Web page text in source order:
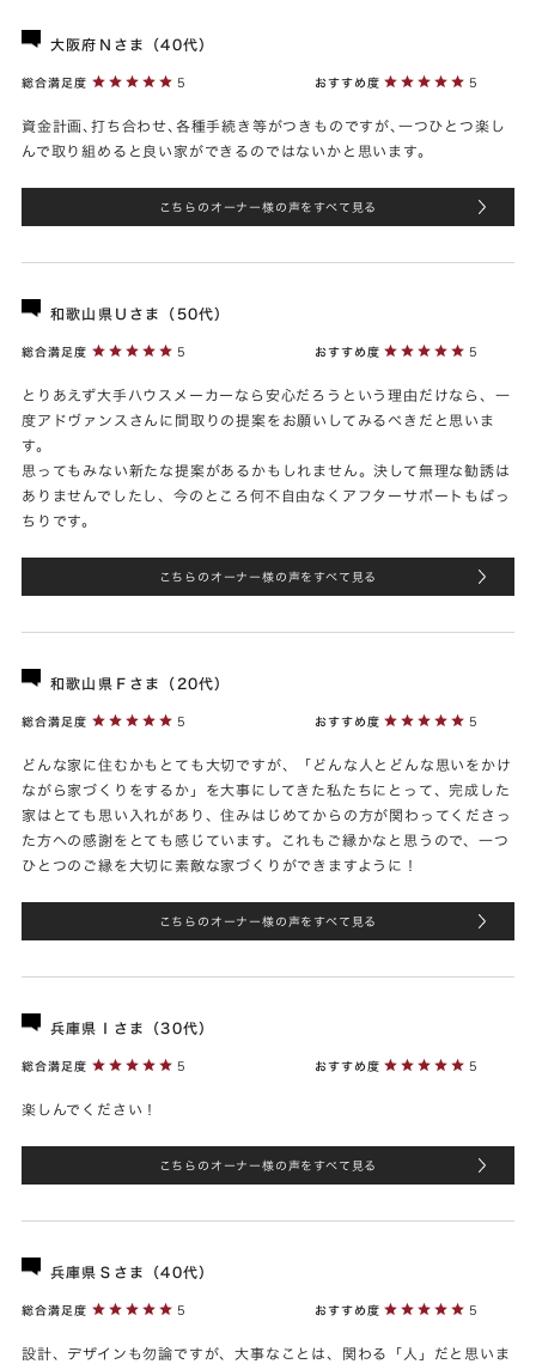
大阪府Ｎさま（40代）
総合満足度 5 おすすめ度 5
資金計画､打ち合わせ､各種手続き等がつきものですが､一つひとつ楽し
んで取り組めると良い家ができるのではないかと思います。
こちらのオーナー様の声をすべて見る
和歌山県Ｕさま（50代）
総合満足度 5 おすすめ度 5
とりあえず大手ハウスメーカーなら安心だろうという理由だけなら、一
度アドヴァンスさんに間取りの提案をお願いしてみるべきだと思いま
す。
思ってもみない新たな提案があるかもしれません。決して無理な勧誘は
ありませんでしたし、今のところ何不自由なくアフターサポートもばっ
ちりです。
こちらのオーナー様の声をすべて見る
和歌山県Ｆさま（20代）
総合満足度 5 おすすめ度 5
どんな家に住むかもとても大切ですが、「どんな人とどんな思いをかけ
ながら家づくりをするか」を大事にしてきた私たちにとって、完成した
家はとても思い入れがあり、住みはじめてからの方が関わってくださっ
た方への感謝をとても感じています。これもご縁かなと思うので、一つ
ひとつのご縁を大切に素敵な家づくりができますように！
こちらのオーナー様の声をすべて見る
兵庫県Ｉさま（30代）
総合満足度 5 おすすめ度 5
楽しんでください！
こちらのオーナー様の声をすべて見る
兵庫県Ｓさま（40代）
総合満足度 5 おすすめ度 5
設計、デザインも勿論ですが、大事なことは、関わる「人」だと思いま